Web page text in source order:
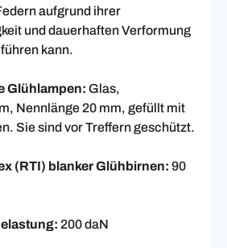
aufgrund ihrer
und dauerhaften Verformung
kann.
Glühlampen: Glas,
Nennlänge 20 mm, gefüllt mit
Sie sind vor Treffern geschützt.
(RTI) blanker Glühbirnen: 90
200 daN